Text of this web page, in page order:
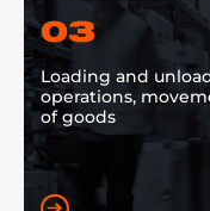
03
Loading and
operations,
of goods